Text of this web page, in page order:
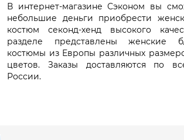
В интернет-магазине Сэконом вы
небольшие деньги приобрести
костюм секонд-хенд высокого
разделе представлены женские
костюмы из Европы различных
цветов. Заказы доставляются по
России.